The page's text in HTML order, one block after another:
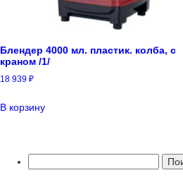
Блендер 4000 мл. пластик. колба, с
краном /1/
18 939 ₽
В корзину